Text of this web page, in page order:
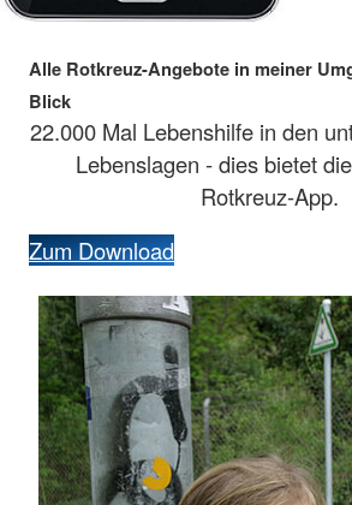
Alle Rotkreuz-Angebote in meiner
Blick
22.000 Mal Lebenshilfe in den
Lebenslagen - dies bietet
Rotkreuz-App.
Zum Download